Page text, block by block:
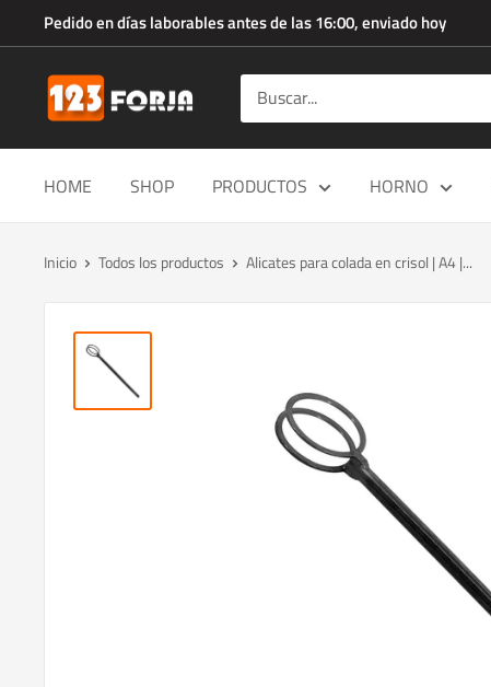
directamente
contenido
Pedido en días laborables antes de las 16:00, enviado hoy
123forja.es
HOME SHOP PRODUCTOS HORNO
Inicio Todos los productos Alicates para colada en crisol | A4 |...